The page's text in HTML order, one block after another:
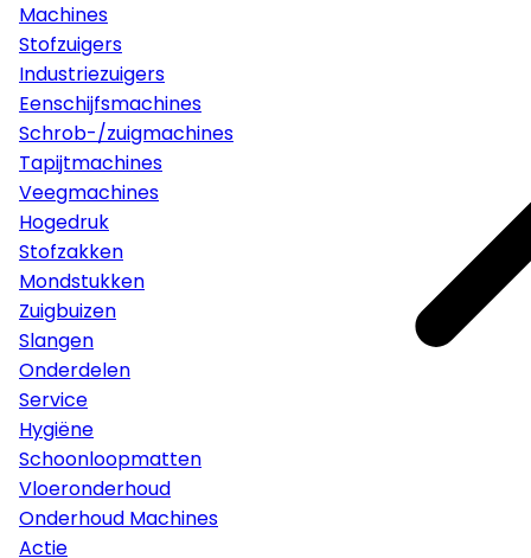
Machines
Stofzuigers
Industriezuigers
Eenschijfsmachines
Schrob-/zuigmachines
Tapijtmachines
Veegmachines
Hogedruk
Stofzakken
Mondstukken
Zuigbuizen
Slangen
Onderdelen
Service
Hygiëne
Schoonloopmatten
Vloeronderhoud
Onderhoud Machines
Actie